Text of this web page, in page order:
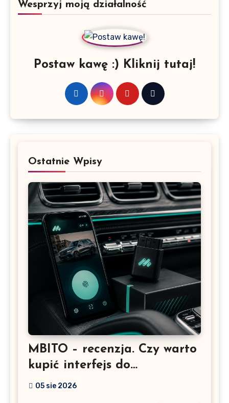
Wesprzyj moją działalność
Postaw kawę :) Kliknij tutaj!
Ostatnie Wpisy
MBITO – recenzja. Czy warto
kupić interfejs do
Mercedesa? Test, opinia i
05 sie 2026